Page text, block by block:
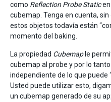
como Reflection Probe Staticen
cubemap. Tenga en cuenta,
estos objetos todavía están
momento del baking.
La propiedad Cubemaple
cubemap al probe y por lo
independiente de lo que puede
Usted puede utilizar esto,
un cubemap generado de su